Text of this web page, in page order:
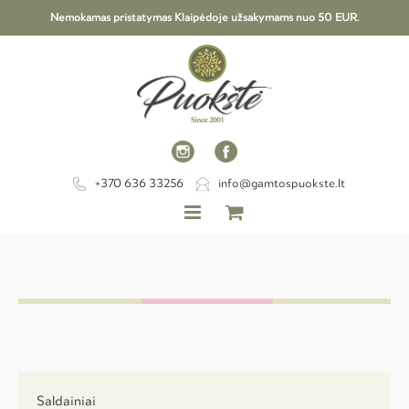
Nemokamas pristatymas Klaipėdoje užsakymams nuo 50 EUR.
+370 636 33256 info@gamtospuokste.lt
Saldainiai